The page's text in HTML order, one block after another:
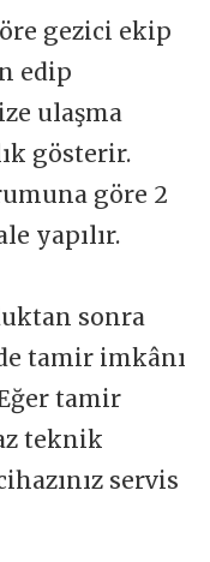
gezici ekip
edip
ulaşma
gösterir.
göre 2
yapılır.
sonra
tamir imkânı
tamir
teknik
servis